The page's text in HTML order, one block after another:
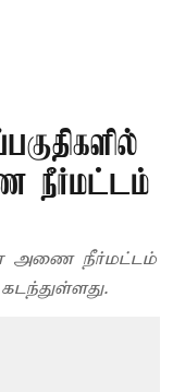
நீர்மட்டம்
அணை நீர்மட்டம்